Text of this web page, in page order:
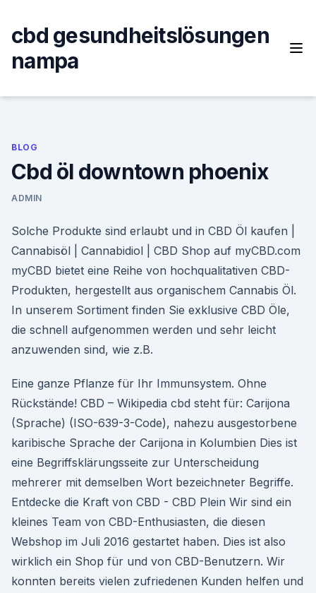
content
cbd gesundheitslösungen
nampa
BLOG
Cbd öl downtown phoenix
ADMIN
Solche Produkte sind erlaubt und in CBD Öl kaufen |
Cannabisöl | Cannabidiol | CBD Shop auf myCBD.com
myCBD bietet eine Reihe von hochqualitativen CBD-
Produkten, hergestellt aus organischem Cannabis Öl.
In unserem Sortiment finden Sie exklusive CBD Öle,
die schnell aufgenommen werden und sehr leicht
anzuwenden sind, wie z.B.
Eine ganze Pflanze für Ihr Immunsystem. Ohne
Rückstände! CBD – Wikipedia cbd steht für: Carijona
(Sprache) (ISO-639-3-Code), nahezu ausgestorbene
karibische Sprache der Carijona in Kolumbien Dies ist
eine Begriffsklärungsseite zur Unterscheidung
mehrerer mit demselben Wort bezeichneter Begriffe.
Entdecke die Kraft von CBD - CBD Plein Wir sind ein
kleines Team von CBD-Enthusiasten, die diesen
Webshop im Juli 2016 gestartet haben. Dies ist also
wirklich ein Shop für und von CBD-Benutzern. Wir
konnten bereits vielen zufriedenen Kunden helfen und